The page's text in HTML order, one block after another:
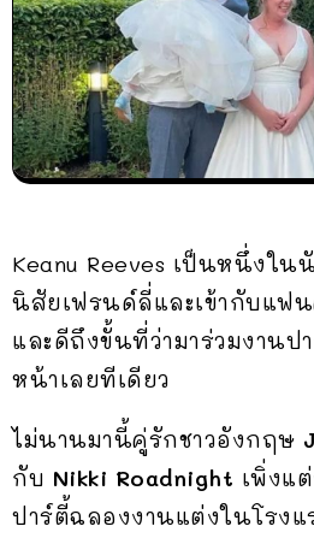
Keanu Reeves เป็นหนึ่งใ
นิสัยเฟรนด์ลี่และเข้ากับแฟ
และดีถึงขั้นที่ว่ามาร่วมงาน
หน้าเลยทีเดียว
ไม่นานมานี้คู่รักชาวอังกฤษ
กับ Nikki Roadnight เพิ่งแ
ปาร์ตี้ฉลองงานแต่งในโรง